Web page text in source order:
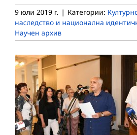
9 юли 2019 г. | Категории:
наследство и национална
Научен архив